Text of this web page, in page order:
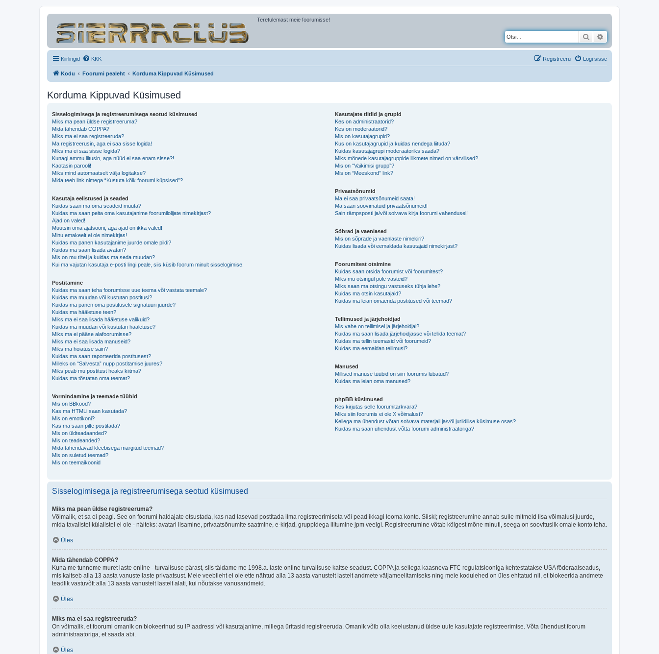
Teretulemast meie foorumisse!
Otsi
Kiirlingid KKK Logi sisse
Registreeru
Kodu Foorumi pealeht Korduma Kippuvad Küsimused
Korduma Kippuvad Küsimused
Sisselogimisega ja registreerumisega seotud küsimused
Miks ma pean üldse registreeruma?
Mida tähendab COPPA?
Miks ma ei saa registreeruda?
Ma registreerusin, aga ei saa sisse logida!
Miks ma ei saa sisse logida?
Kunagi ammu liitusin, aga nüüd ei saa enam sisse?!
Kaotasin parooli!
Miks mind automaatselt välja logitakse?
Mida teeb link nimega “Kustuta kõik foorumi küpsised”?
Kasutaja eelistused ja seaded
Kuidas saan ma oma seadeid muuta?
Kuidas ma saan peita oma kasutajanime foorumilolijate nimekirjast?
Ajad on valed!
Muutsin oma ajatsooni, aga ajad on ikka valed!
Minu emakeelt ei ole nimekirjas!
Kuidas ma panen kasutajanime juurde omale pildi?
Kuidas ma saan lisada avatari?
Mis on mu tiitel ja kuidas ma seda muudan?
Kui ma vajutan kasutaja e-posti lingi peale, siis küsib foorum minult sisselogimise.
Postitamine
Kuidas ma saan teha foorumisse uue teema või vastata teemale?
Kuidas ma muudan või kustutan postitusi?
Kuidas ma panen oma postitusele signatuuri juurde?
Kuidas ma hääletuse teen?
Miks ma ei saa lisada hääletuse valikuid?
Kuidas ma muudan või kustutan hääletuse?
Miks ma ei pääse alafoorumisse?
Miks ma ei saa lisada manuseid?
Miks ma hoiatuse sain?
Kuidas ma saan raporteerida postitusest?
Milleks on “Salvesta” nupp postitamise juures?
Miks peab mu postitust heaks kiitma?
Kuidas ma tõstatan oma teemat?
Vormindamine ja teemade tüübid
Mis on BBkood?
Kas ma HTMLi saan kasutada?
Mis on emotikoni?
Kas ma saan pilte postitada?
Mis on üldteadaanded?
Mis on teadeanded?
Mida tähendavad kleebisega märgitud teemad?
Mis on suletud teemad?
Mis on teemaikoonid
Kasutajate tiitlid ja grupid
Kes on administraatorid?
Kes on moderaatorid?
Mis on kasutajagrupid?
Kus on kasutajagrupid ja kuidas nendega liituda?
Kuidas kasutajagrupi moderaatoriks saada?
Miks mõnede kasutajagruppide liikmete nimed on värvilised?
Mis on “Vaikimisi grupp”?
Mis on “Meeskond” link?
Privaatsõnumid
Ma ei saa privaatsõnumeid saata!
Ma saan soovimatuid privaatsõnumeid!
Sain rämpsposti ja/või solvava kirja foorumi vahendusel!
Sõbrad ja vaenlased
Mis on sõprade ja vaenlaste nimekiri?
Kuidas lisada või eemaldada kasutajaid nimekirjast?
Foorumitest otsimine
Kuidas saan otsida foorumist või foorumitest?
Miks mu otsingul pole vasteid?
Miks saan ma otsingu vastuseks tühja lehe?
Kuidas ma otsin kasutajaid?
Kuidas ma leian omaenda postitused või teemad?
Tellimused ja järjehoidjad
Mis vahe on tellimisel ja järjehoidjal?
Kuidas ma saan lisada järjehoidjasse või tellida teemat?
Kuidas ma tellin teemasid või foorumeid?
Kuidas ma eemaldan tellimusi?
Manused
Millised manuse tüübid on siin foorumis lubatud?
Kuidas ma leian oma manused?
phpBB küsimused
Kes kirjutas selle foorumitarkvara?
Miks siin foorumis ei ole X võimalust?
Kellega ma ühendust võtan solvava materjali ja/või juriidilise küsimuse osas?
Kuidas ma saan ühendust võtta foorumi administraatoriga?
Sisselogimisega ja registreerumisega seotud küsimused
Miks ma pean üldse registreeruma?
Võimalik, et sa ei peagi. See on foorumi haldajate otsustada, kas nad lasevad postitada ilma registreerimiseta või pead ikkagi looma konto. Siiski; registreerumine annab sulle mitmeid lisa võimalusi juurde,
mida tavalistel külalistel ei ole - näiteks: avatari lisamine, privaatsõnumite saatmine, e-kirjad, gruppidega liitumine jpm veelgi. Registreerumine võtab kõigest mõne minuti, seega on soovituslik omale konto teha.
Üles
Mida tähendab COPPA?
Kuna me tunneme muret laste online - turvalisuse pärast, siis täidame me 1998.a. laste online turvalisuse kaitse seadust. COPPA ja sellega kaasneva FTC regulatsiooniga kehtestatakse USA föderaalseadus,
mis kaitseb alla 13 aasta vanuste laste privaatsust. Meie veebileht ei ole ette nähtud alla 13 aasta vanustelt lastelt andmete väljameelitamiseks ning meie kodulehed on üles ehitatud nii, et blokeerida andmete
teadlik vastuvõtt alla 13 aasta vanustelt lastelt alati, kui nõutakse vanusandmeid.
Üles
Miks ma ei saa registreeruda?
On võimalik, et foorumi omanik on blokeerinud su IP aadressi või kasutajanime, millega üritasid registreeruda. Omanik võib olla keelustanud üldse uute kasutajate registreerimise. Võta ühendust foorum
administraatoriga, et saada abi.
Üles